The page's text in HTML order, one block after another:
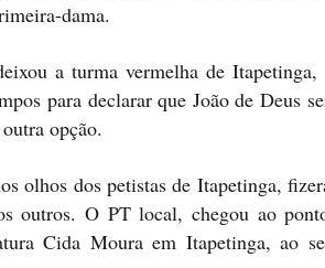
dama.
a turma vermelha de
para declarar que João de Deus
opção.
olhos dos petistas de Itapetinga,
outros. O PT local, chegou ao
Cida Moura em Itapetinga, ao